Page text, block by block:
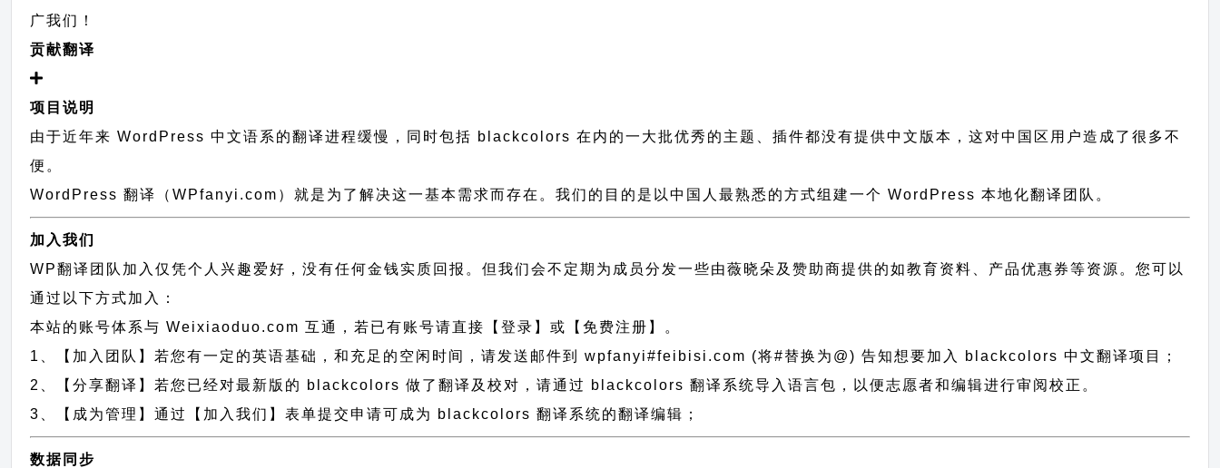
广我们！
贡献翻译
项目说明
由于近年来 WordPress 中文语系的翻译进程缓慢，同时包括 blackcolors 在内的一大批优秀的主题、插件都没有提供中文版本，这对中国区用户造成了很多不
便。
WordPress 翻译（WPfanyi.com） 就是为了解决这一基本需求而存在。我们的目的是以中国人最熟悉的方式组建一个 WordPress 本地化翻译团队。
加入我们
WP翻译团队加入仅凭个人兴趣爱好，没有任何金钱实质回报。但我们会不定期为成员分发一些由薇晓朵及赞助商提供的如教育资料、产品优惠券等资源。您可以
通过以下方式加入：
本站的账号体系与Weixiaoduo.com 互通，若已有账号请直接【登录】或【免费注册】。
1、【加入团队】若您有一定的英语基础，和充足的空闲时间，请发送邮件到 wpfanyi#feibisi.com (将#替换为@) 告知想要加入 blackcolors 中文翻译项目；
2、【分享翻译】若您已经对最新版的 blackcolors 做了翻译及校对，请通过 blackcolors 翻译系统导入语言包，以便志愿者和编辑进行审阅校正。
3、【成为管理】通过【加入我们】表单提交申请可成为 blackcolors 翻译系统的翻译编辑；
数据同步